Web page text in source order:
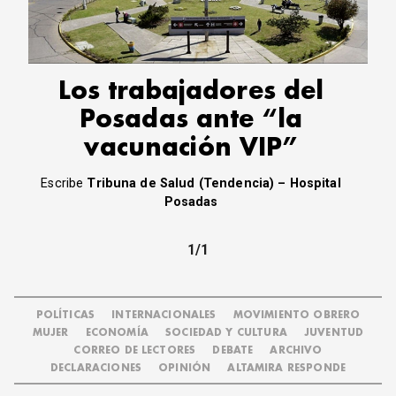
CORREO DE LECTORES
DEBATE
ARCHIVO
DECLARACIONES
OPINIÓN
ALTAMIRA RESPONDE
Política Obrera Revista
CONTACTO
Los trabajadores del
Posadas ante “la
vacunación VIP”
Escribe Tribuna de Salud (Tendencia) – Hospital
Posadas
1/1
POLÍTICAS INTERNACIONALES
MOVIMIENTO OBRERO
MUJER
ECONOMÍA SOCIEDAD Y CULTURA
JUVENTUD
CORREO DE LECTORES
DEBATE
ARCHIVO
DECLARACIONES
OPINIÓN ALTAMIRA RESPONDE